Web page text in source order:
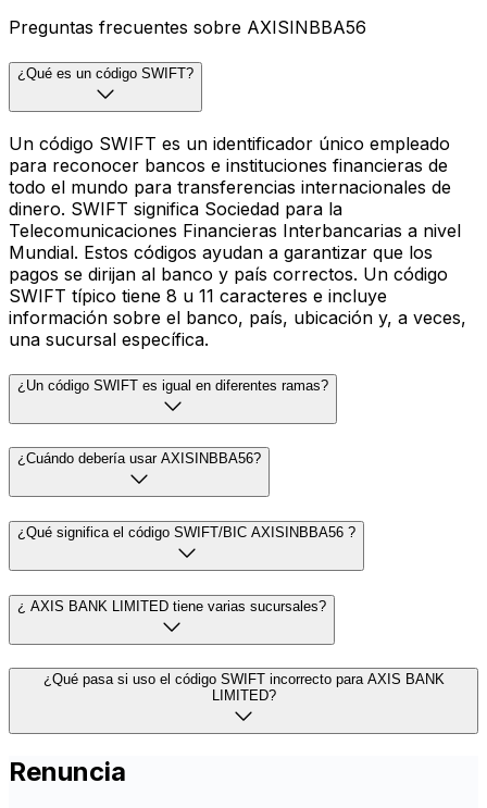
Preguntas frecuentes sobre AXISINBBA56
¿Qué es un código SWIFT?
Un código SWIFT es un identificador único empleado
para reconocer bancos e instituciones financieras de
todo el mundo para transferencias internacionales de
dinero. SWIFT significa Sociedad para la
Telecomunicaciones Financieras Interbancarias a nivel
Mundial. Estos códigos ayudan a garantizar que los
pagos se dirijan al banco y país correctos. Un código
SWIFT típico tiene 8 u 11 caracteres e incluye
información sobre el banco, país, ubicación y, a veces,
una sucursal específica.
¿Un código SWIFT es igual en diferentes ramas?
¿Cuándo debería usar AXISINBBA56?
¿Qué significa el código SWIFT/BIC AXISINBBA56 ?
¿ AXIS BANK LIMITED tiene varias sucursales?
¿Qué pasa si uso el código SWIFT incorrecto para AXIS BANK
LIMITED?
Renuncia